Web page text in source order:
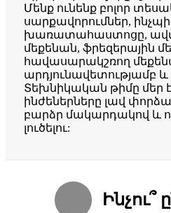
Մենք ունենք բոլոր
սարքավորումներ,
խառատահաստոցը,
մեքենան, ֆրեզերային
հավասարակշռող
արդյունավետությամբ և
Տեխնիկական թիմը մեր
ինժեներները լավ
բարձր մակարդակով և
լուծելու:
Ինչու՞